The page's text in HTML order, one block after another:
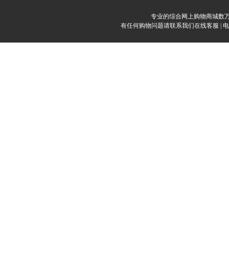
专业的综合网上购物商城数
有任何购物问题请联系我们在线客服 | 电